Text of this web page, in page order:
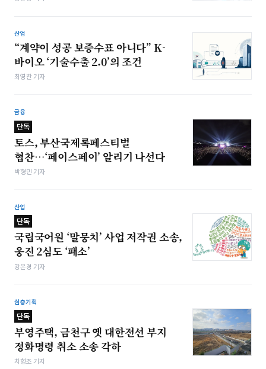
산업
“계약이 성공 보증수표 아니다” K-
바이오 ‘기술수출 2.0’의 조건
최영찬 기자
금융
단독
토스, 부산국제록페스티벌
협찬…‘페이스페이’ 알리기 나선다
박형민 기자
산업
단독
국립국어원 ‘말뭉치’ 사업 저작권 소송,
웅진 2심도 ‘패소’
강은경 기자
심층기획
단독
부영주택, 금천구 옛 대한전선 부지
정화명령 취소 소송 각하
차형조 기자